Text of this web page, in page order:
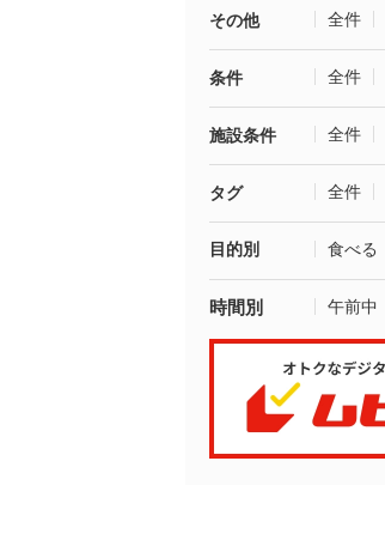
その他 全件
条件 全件
施設条件 全件
タグ 全件
目的別 食べる
時間別 午前中